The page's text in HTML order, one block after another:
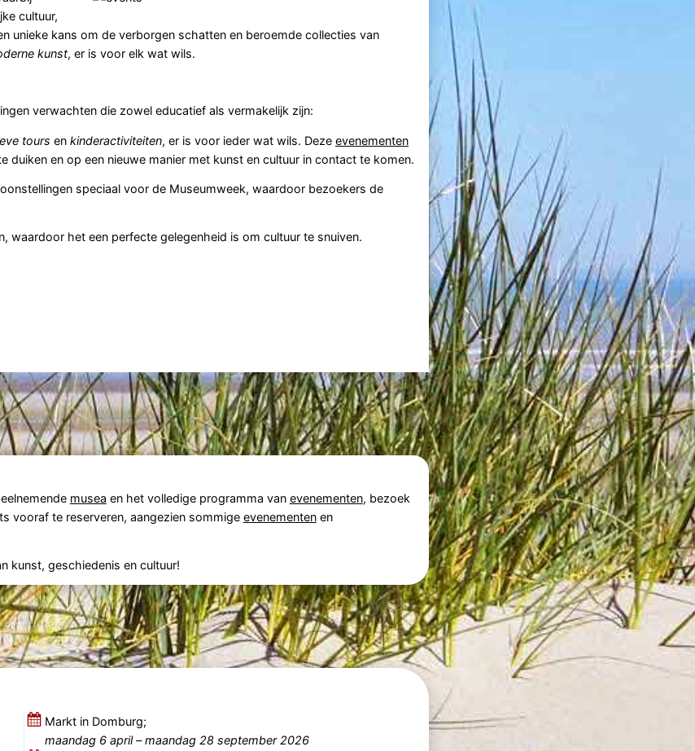
cultuur,
unieke kans om de verborgen schatten en beroemde collecties van
kunst, er is voor elk wat wils.
verwachten die zowel educatief als vermakelijk zijn:
tours en kinderactiviteiten, er is voor ieder wat wils. Deze evenementen
en op een nieuwe manier met kunst en cultuur in contact te komen.
speciaal voor de Museumweek, waardoor bezoekers de
waardoor het een perfecte gelegenheid is om cultuur te snuiven.
musea en het volledige programma van evenementen, bezoek
vooraf te reserveren, aangezien sommige evenementenen
kunst, geschiedenis en cultuur!
Markt in Domburg;
maandag 6 april–maandag 28 september 2026